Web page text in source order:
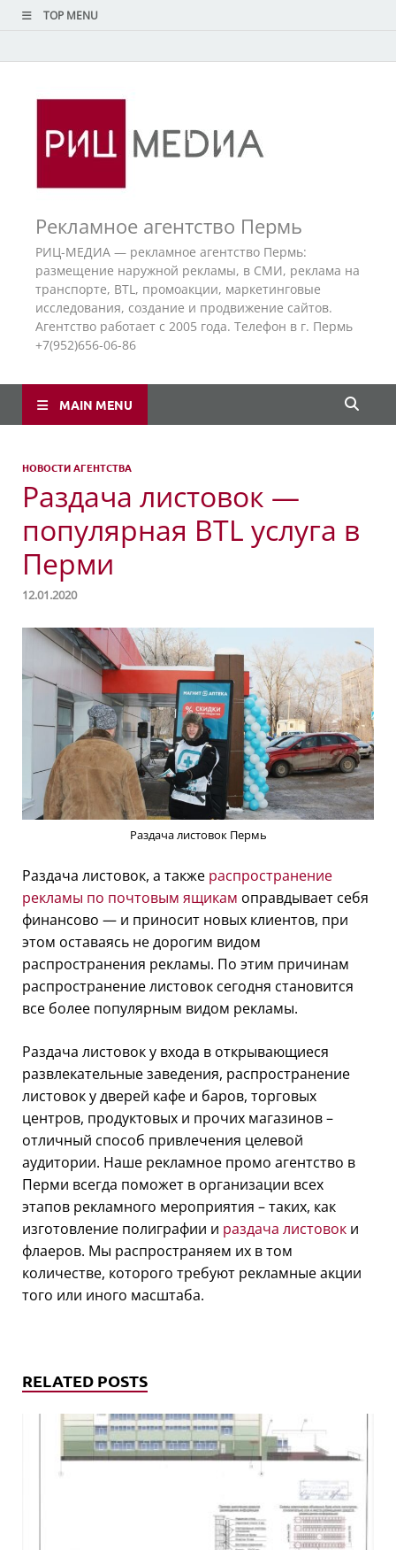
TOP MENU
Рекламное агентство Пермь
РИЦ-МЕДИА — рекламное агентство Пермь:
размещение наружной рекламы, в СМИ, реклама на
транспорте, BTL, промоакции, маркетинговые
исследования, создание и продвижение сайтов.
Агентство работает с 2005 года. Телефон в г. Пермь
+7(952)656-06-86
MAIN MENU
НОВОСТИ АГЕНТСТВА
Раздача листовок —
популярная BTL услуга в
Перми
12.01.2020
Раздача листовок Пермь
Раздача листовок, а также распространение
рекламы по почтовым ящикам оправдывает себя
финансово — и приносит новых клиентов, при
этом оставаясь не дорогим видом
распространения рекламы. По этим причинам
распространение листовок сегодня становится
все более популярным видом рекламы.
Раздача листовок у входа в открывающиеся
развлекательные заведения, распространение
листовок у дверей кафе и баров, торговых
центров, продуктовых и прочих магазинов –
отличный способ привлечения целевой
аудитории. Наше рекламное промо агентство в
Перми всегда поможет в организации всех
этапов рекламного мероприятия – таких, как
изготовление полиграфии и раздача листовок и
флаеров. Мы распространяем их в том
количестве, которого требуют рекламные акции
того или иного масштаба.
RELATED POSTS